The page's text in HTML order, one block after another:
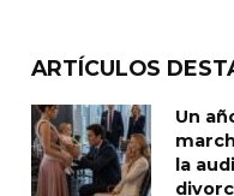
ARTÍCULOS
Un
la